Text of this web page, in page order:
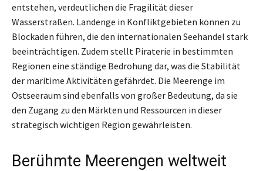
entstehen, verdeutlichen die Fragilität dieser
Wasserstraßen. Landenge in Konfliktgebieten können zu
Blockaden führen, die den internationalen Seehandel stark
beeinträchtigen. Zudem stellt Piraterie in bestimmten
Regionen eine ständige Bedrohung dar, was die Stabilität
der maritime Aktivitäten gefährdet. Die Meerenge im
Ostseeraum sind ebenfalls von großer Bedeutung, da sie
den Zugang zu den Märkten und Ressourcen in dieser
strategisch wichtigen Region gewährleisten.
Berühmte Meerengen weltweit